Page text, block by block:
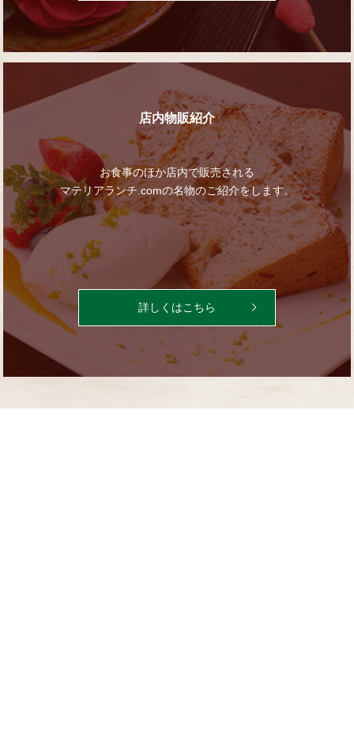
店内物販紹介
お食事のほか店内で販売される
マテリアランチ.comの名物のご紹介をします。
詳しくはこちら